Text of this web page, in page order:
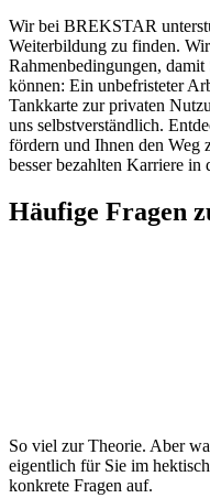
Wir bei BREKSTAR
Weiterbildung zu finden.
Rahmenbedingungen,
können: Ein unbefristeter
Tankkarte zur privaten
uns selbstverständlich.
fördern und Ihnen den Weg
besser bezahlten Karriere in
Häufige Fragen
So viel zur Theorie. Aber
eigentlich für Sie im
konkrete Fragen auf.